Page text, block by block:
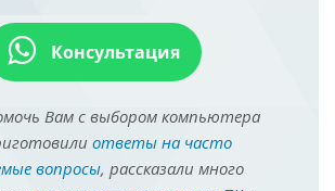
Консультация
Вам с выбором компьютера
ответы на часто
вопросы, рассказали много